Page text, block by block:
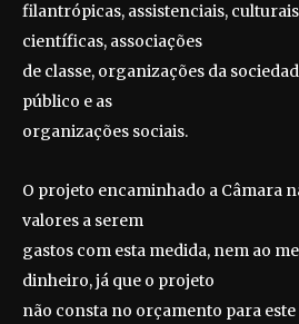
filantrópicas, assistenciais,
científicas, associações
de classe, organizações da
público e as
organizações sociais.
O projeto encaminhado a Câmara
valores a serem
gastos com esta medida, nem ao
dinheiro, já que o projeto
não consta no orçamento para este